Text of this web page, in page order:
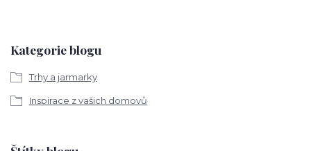
Kategorie blogu
Trhy a jarmarky
Inspirace z vašich domovů